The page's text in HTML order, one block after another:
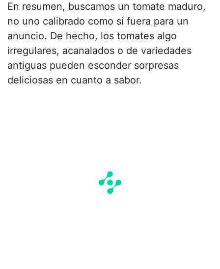
En resumen, buscamos un tomate maduro,
no uno calibrado como si fuera para un
anuncio. De hecho, los tomates algo
irregulares, acanalados o de variedades
antiguas pueden esconder sorpresas
deliciosas en cuanto a sabor.